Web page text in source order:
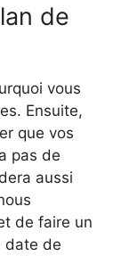
de
vous
Ensuite,
que vos
pas de
aussi
de faire un
date de